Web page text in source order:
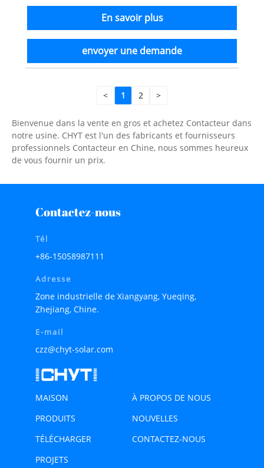
En savoir plus
envoyer une demande
< 1 2 >
Bienvenue dans la vente en gros et achetez Contacteur dans
notre usine. CHYT est l'un des fabricants et fournisseurs
professionnels Contacteur en Chine, nous sommes heureux
de vous fournir un prix.
Contactez-nous
Tél
+86-15058987111
Adresse
Zone industrielle de Xiangyang, Yueqing,
Zhejiang, Chine.
E-mail
czz@chyt-solar.com
MAISON
À PROPOS DE NOUS
PRODUITS
NOUVELLES
TÉLÉCHARGER
CONTACTEZ-NOUS
PROJETS